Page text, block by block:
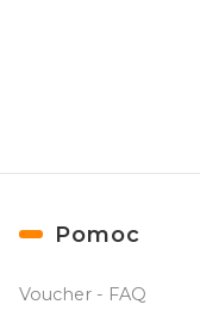
Linki w stopce
Pomoc
Voucher - FAQ